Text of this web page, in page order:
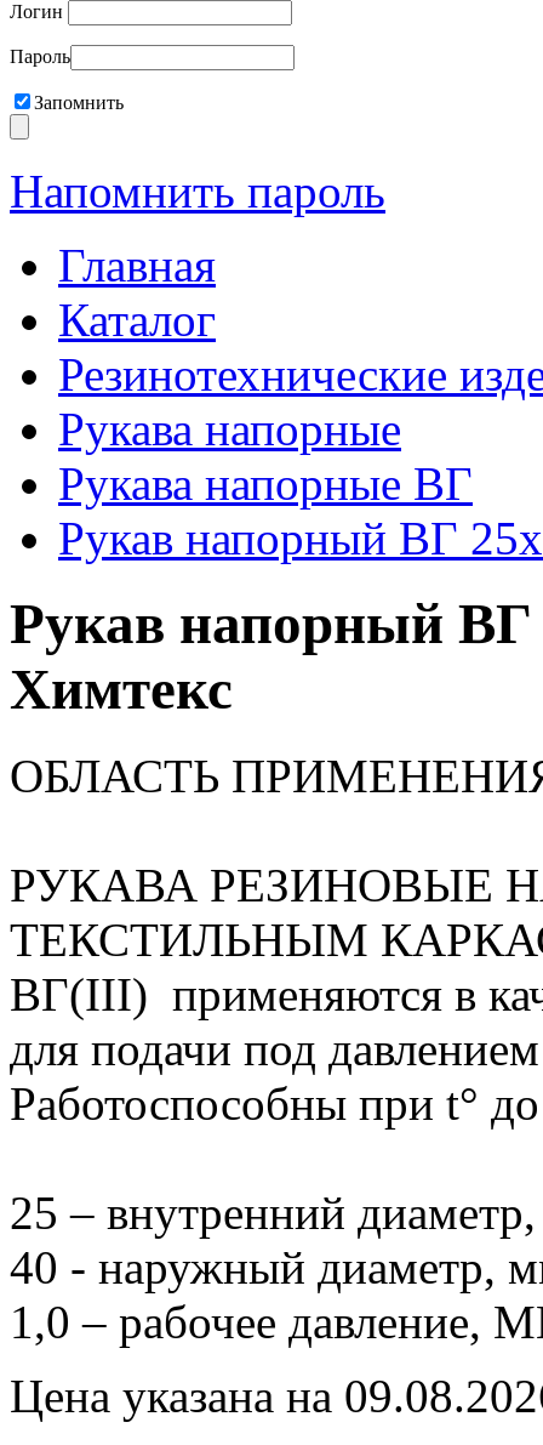
Логин
Пароль
Запомнить
Напомнить пароль
Главная
Каталог
Резинотехнические
Рукава напорные
Рукава напорные ВГ
Рукав напорный ВГ
Рукав напорный
Химтекс
ОБЛАСТЬ
РУКАВА РЕЗИНОВЫЕ
ТЕКСТИЛЬНЫМ
ВГ(III) применяются в
для подачи под
Работоспособны при t°
25 – внутренний
40 - наружный диаметр,
1,0 – рабочее давление,
Цена указана на